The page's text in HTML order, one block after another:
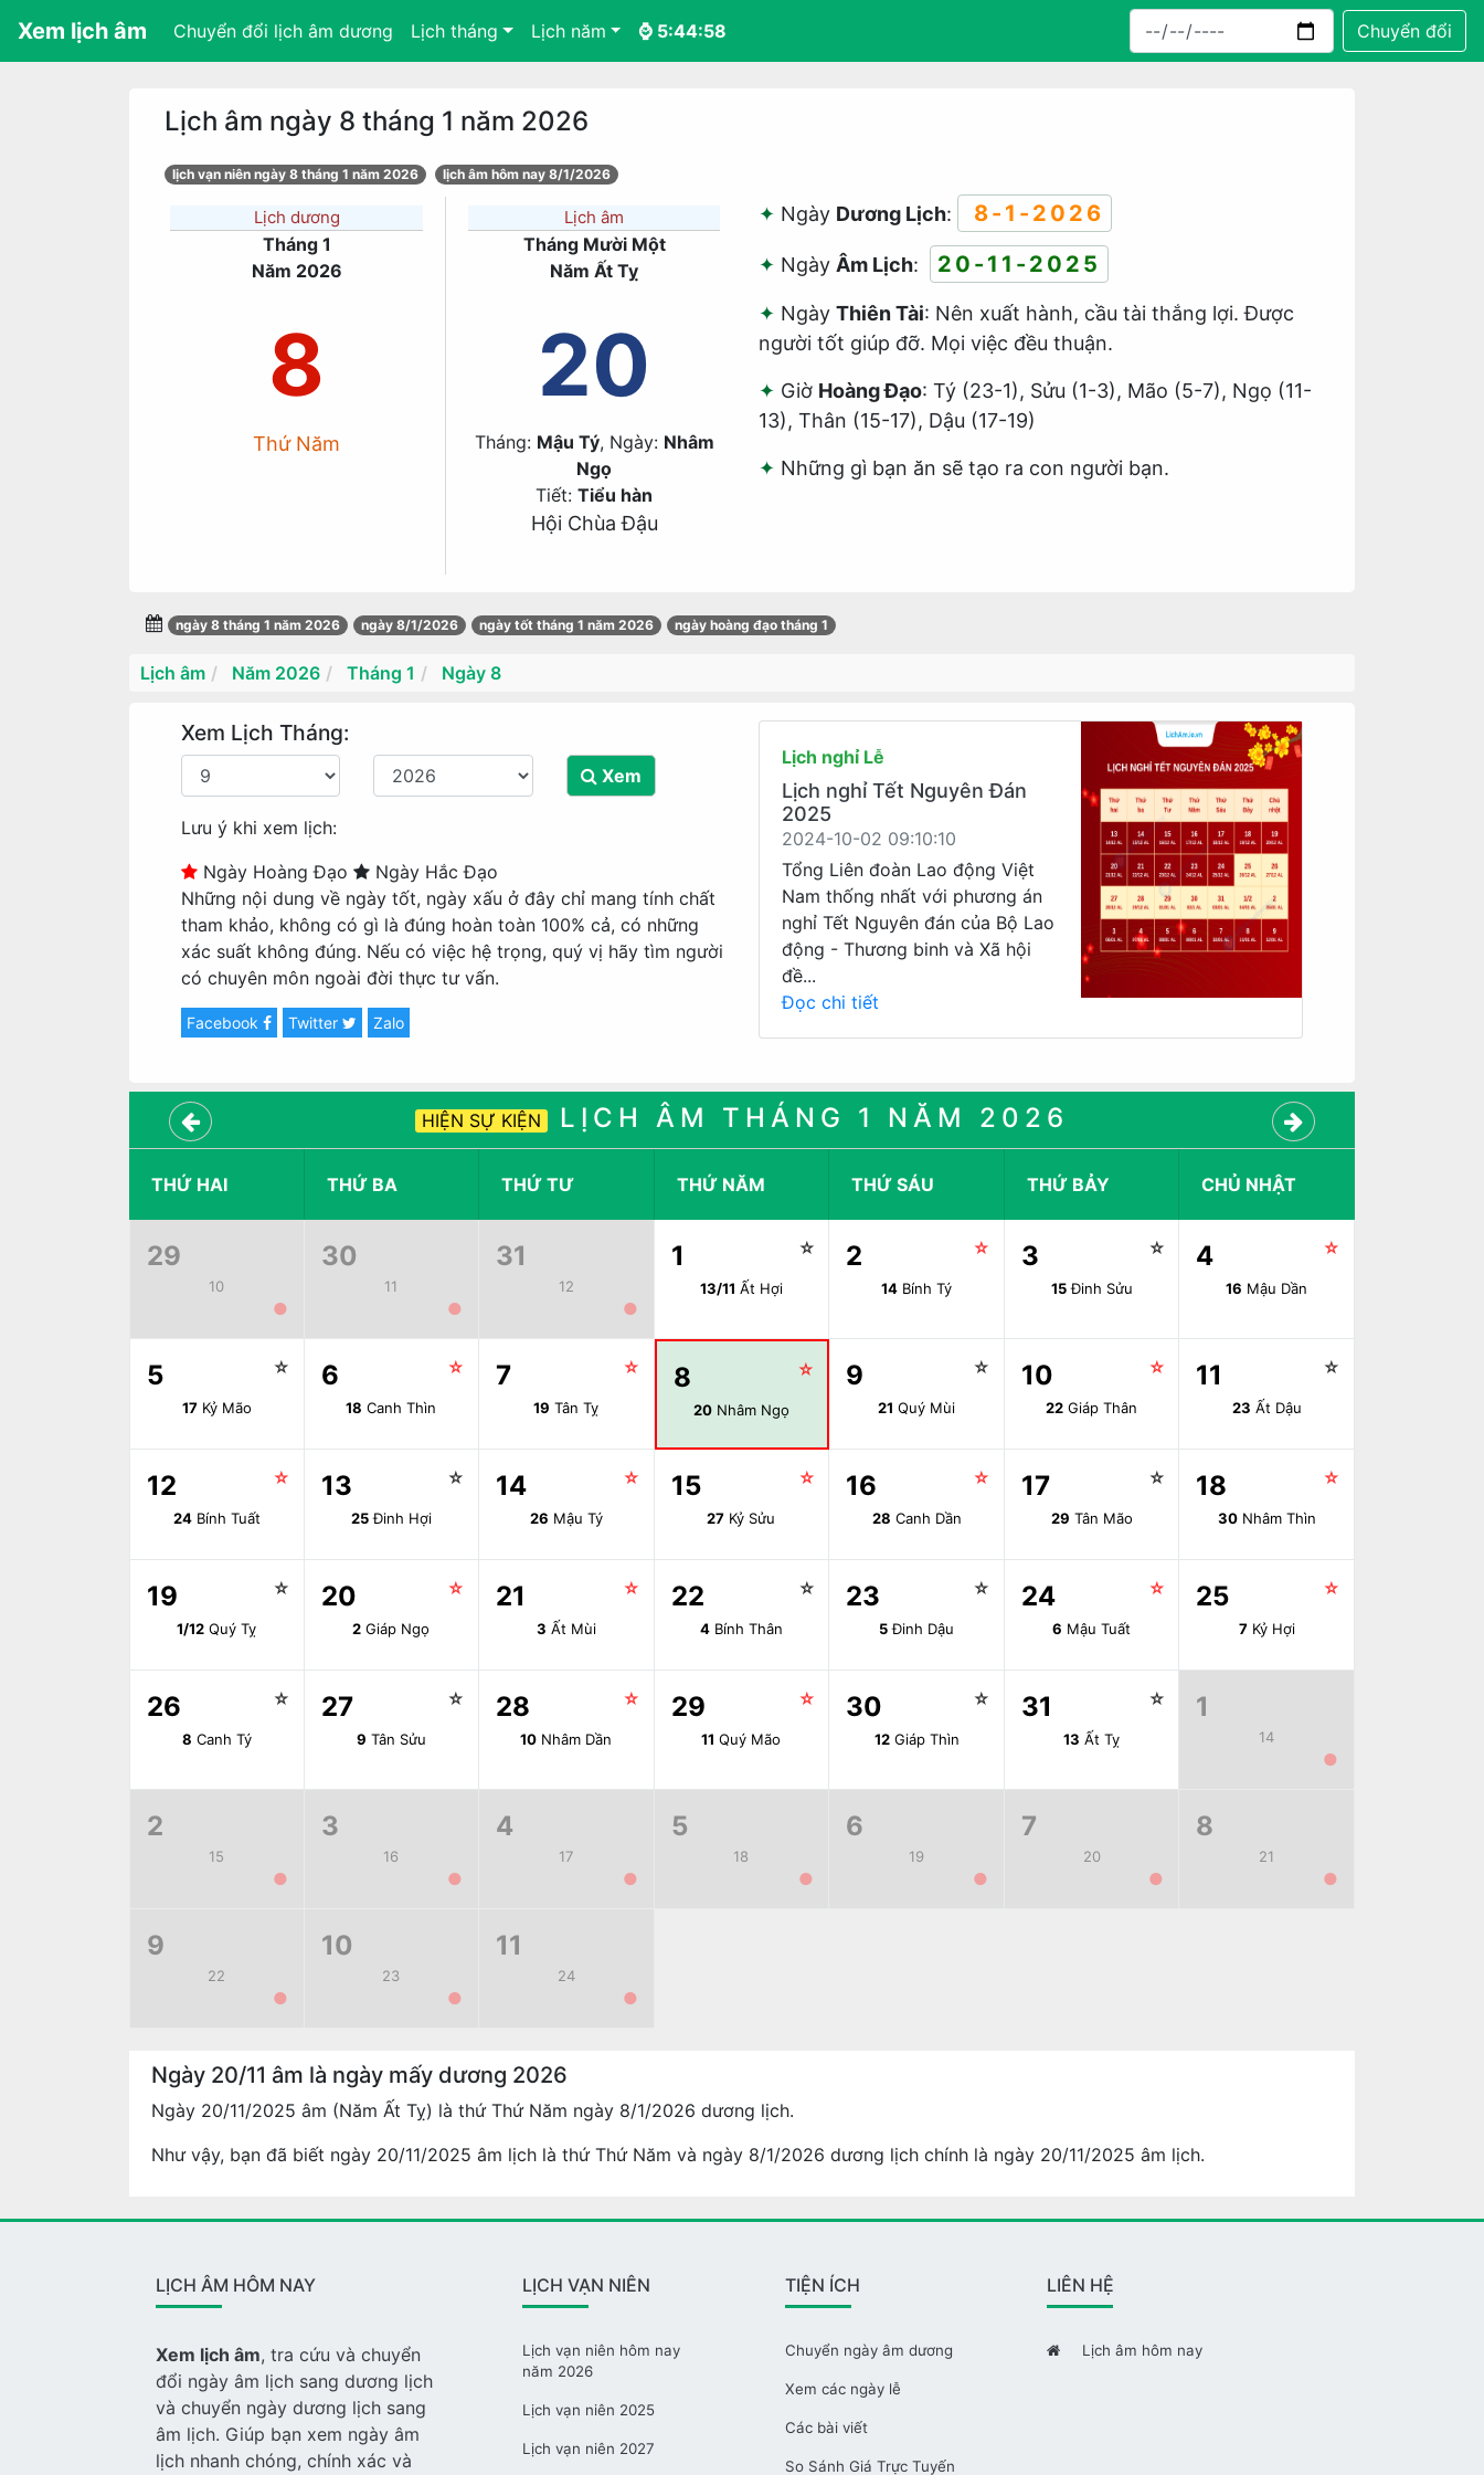
Xem lịch âm Chuyển đổi lịch âm dương Lịch tháng Lịch năm ⌚ 5:44:59 Chuyển đổi
Lịch âm ngày 8 tháng 1 năm 2026
lịch vạn niên ngày 8 tháng 1 năm 2026 lịch âm hôm nay 8/1/2026
Lịch dương
Tháng 1
Năm 2026
8
Thứ Năm
Lịch âm
Tháng Mười Một
Năm Ất Tỵ
20
Tháng: Mậu Tý, Ngày: Nhâm
Ngọ
Tiết: Tiểu hàn
Hội Chùa Đậu
Ngày Dương Lịch: 8-1-2026
Ngày Âm Lịch: 20-11-2025
Ngày Thiên Tài: Nên xuất hành, cầu tài thắng lợi. Được
người tốt giúp đỡ. Mọi việc đều thuận.
Giờ Hoàng Đạo: Tý (23-1), Sửu (1-3), Mão (5-7), Ngọ (11-
13), Thân (15-17), Dậu (17-19)
Những gì bạn ăn sẽ tạo ra con người bạn.
ngày 8 tháng 1 năm 2026 ngày 8/1/2026 ngày tốt tháng 1 năm 2026 ngày hoàng đạo tháng 1
Lịch âm Năm 2026 Tháng 1 Ngày 8
Xem Lịch Tháng:
Xem
Lưu ý khi xem lịch:
Ngày Hoàng Đạo
Ngày Hắc Đạo
Những nội dung về ngày tốt, ngày xấu ở đây chỉ mang tính chất
tham khảo, không có gì là đúng hoàn toàn 100% cả, có những
xác suất không đúng. Nếu có việc hệ trọng, quý vị hãy tìm người
có chuyên môn ngoài đời thực tư vấn.
Facebook Twitter Zalo
Lịch nghỉ Lễ
Lịch nghỉ Tết Nguyên Đán
2025
2024-10-02 09:10:10
Tổng Liên đoàn Lao động Việt
Nam thống nhất với phương án
nghỉ Tết Nguyên đán của Bộ Lao
động - Thương binh và Xã hội
đề...
Đọc chi tiết
HIỆN SỰ KIỆN LỊCH ÂM THÁNG 1 NĂM 2026
THỨ HAI THỨ BA THỨ TƯ THỨ NĂM THỨ SÁU THỨ BẢY CHỦ NHẬT
29
10
●
30
11
●
31
12
●
1 ☆
13/11 Ất Hợi
2 ☆
14 Bính Tý
3 ☆
15Đinh Sửu
4 ☆
16 Mậu Dần
5 ☆
17Kỷ Mão
6 ☆
18 Canh Thìn
7 ☆
19 Tân Tỵ
8 ☆
20 Nhâm Ngọ
9 ☆
21 Quý Mùi
10 ☆
22 Giáp Thân
11 ☆
23 Ất Dậu
12 ☆
24Bính Tuất
13 ☆
25Đinh Hợi
14 ☆
26 Mậu Tý
15 ☆
27 Kỷ Sửu
16 ☆
28 Canh Dần
17 ☆
29 Tân Mão
18 ☆
30Nhâm Thìn
19 ☆
1/12 Quý Tỵ
20 ☆
2 Giáp Ngọ
21 ☆
3 Ất Mùi
22 ☆
4Bính Thân
23 ☆
5Đinh Dậu
24 ☆
6 Mậu Tuất
25 ☆
7Kỷ Hợi
26 ☆
8 Canh Tý
27 ☆
9 Tân Sửu
28 ☆
10 Nhâm Dần
29 ☆
11 Quý Mão
30 ☆
12Giáp Thìn
31 ☆
13 Ất Tỵ
1
14
●
2
15
●
3
16
●
4
17
●
5
18
●
6
19
●
7
20
●
8
21
●
9
22
●
10
23
●
11
24
●
Ngày 20/11 âm là ngày mấy dương 2026
Ngày 20/11/2025 âm (Năm Ất Tỵ) là thứ Thứ Năm ngày 8/1/2026 dương lịch.
Như vậy, bạn đã biết ngày 20/11/2025 âm lịch là thứ Thứ Năm và ngày 8/1/2026 dương lịch chính là ngày 20/11/2025 âm lịch.
LỊCH ÂM HÔM NAY
Xem lịch âm, tra cứu và chuyển
đổi ngày âm lịch sang dương lịch
và chuyển ngày dương lịch sang
âm lịch. Giúp bạn xem ngày âm
lịch nhanh chóng, chính xác và
LỊCH VẠN NIÊN
Lịch vạn niên hôm nay
năm 2026
Lịch vạn niên 2025
Lịch vạn niên 2027
TIỆN ÍCH
Chuyển ngày âm dương
Xem các ngày lễ
Các bài viết
So Sánh Giá Trực Tuyến
LIÊN HỆ
Lịch âm hôm nay